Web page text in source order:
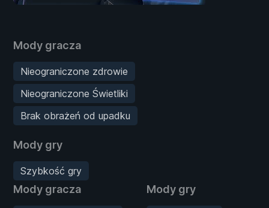
Mody gracza
Nieograniczone zdrowie
Nieograniczone Świetliki
Brak obrażeń od upadku
Mody gry
Szybkość gry
Mody gracza Mody gry